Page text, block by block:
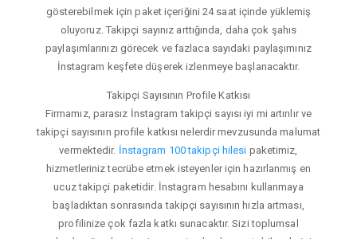
gösterebilmek için paket içeriğini 24 saat içinde yüklemiş
oluyoruz. Takipçi sayınız arttığında, daha çok şahıs
paylaşımlarınızı görecek ve fazlaca sayıdaki paylaşımınız
İnstagram keşfete düşerek izlenmeye başlanacaktır.
Takipçi Sayısının Profile Katkısı
Firmamız, parasız İnstagram takipçi sayısı iyi mi artırılır ve
takipçi sayısının profile katkısı nelerdir mevzusunda malumat
vermektedir. İnstagram 100 takipçi hilesi paketimiz,
hizmetleriniz tecrübe etmek isteyenler için hazırlanmış en
ucuz takipçi paketidir. İnstagram hesabını kullanmaya
başladıktan sonrasında takipçi sayısının hızla artması,
profilinize çok fazla katkı sunacaktır. Sizi toplumsal